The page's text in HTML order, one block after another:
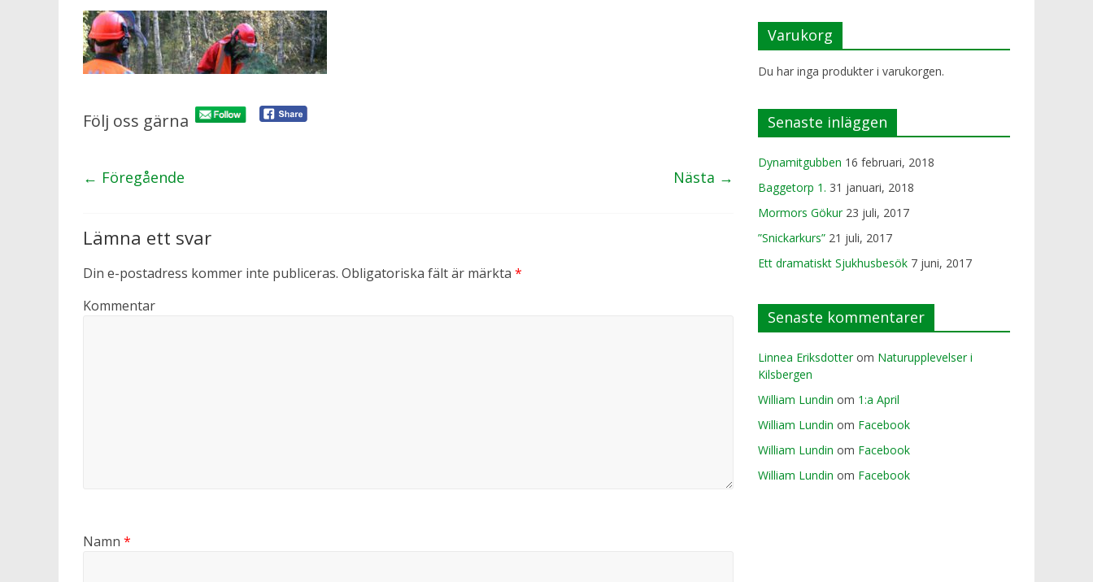
Följ oss gärna
← Föregående Nästa →
Lämna ett svar
Din e-postadress kommer inte publiceras. Obligatoriska fält är märkta *
Kommentar
Namn *
Varukorg
Du har inga produkter i varukorgen.
Senaste inläggen
Dynamitgubben 16 februari, 2018
Baggetorp 1. 31 januari, 2018
Mormors Gökur 23 juli, 2017
”Snickarkurs” 21 juli, 2017
Ett dramatiskt Sjukhusbesök 7 juni, 2017
Senaste kommentarer
Linnea Eriksdotterom Naturupplevelser i
Kilsbergen
William Lundin om 1:a April
William Lundin om Facebook
William Lundin om Facebook
William Lundin om Facebook